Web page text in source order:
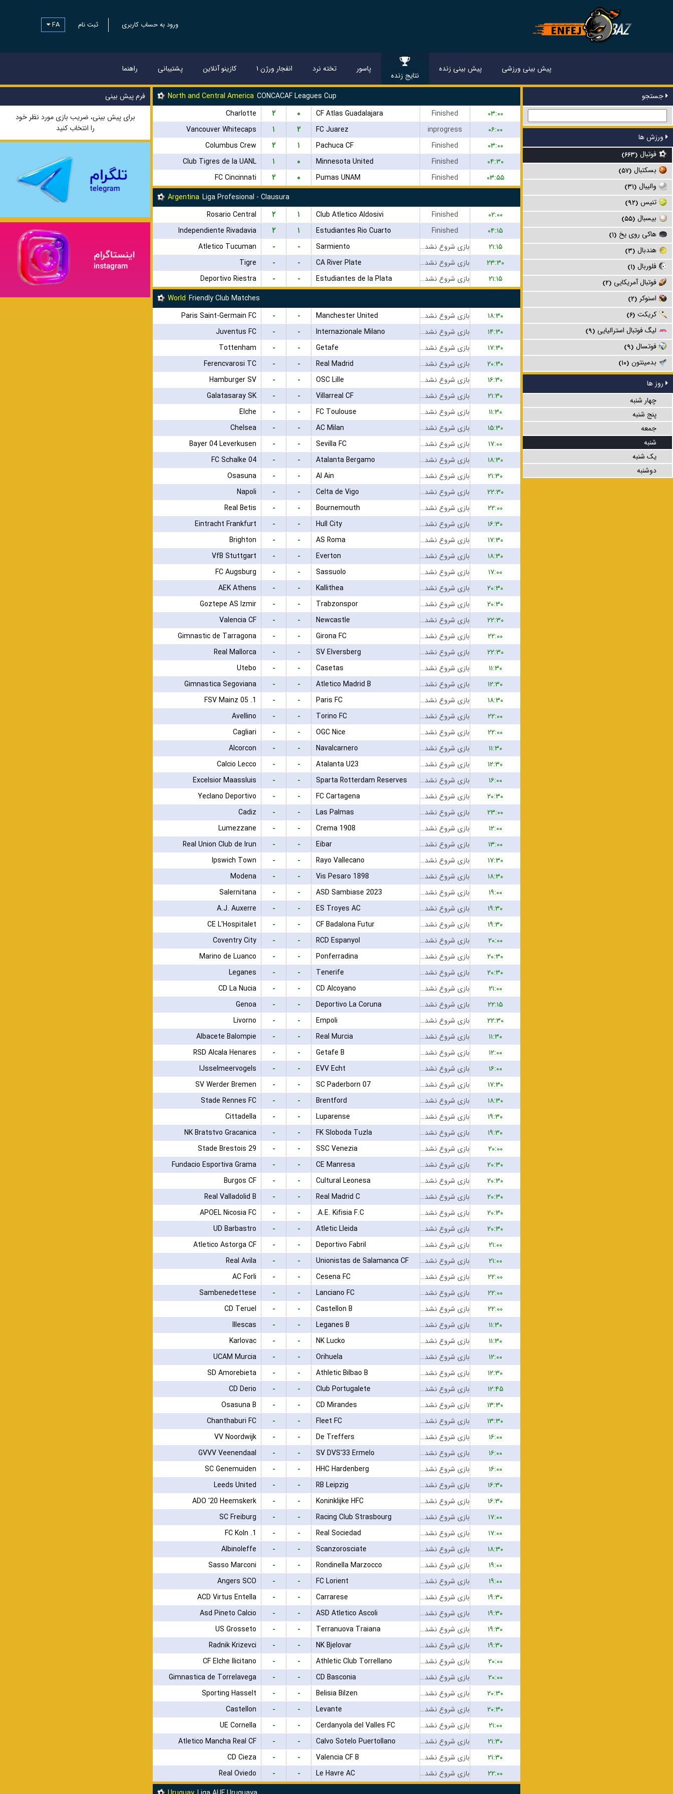
ورود به حساب کاربری ثبت نام FA
پیش بینی ورزشی پیش بینی زنده
نتایج زنده
پاسور تخته نرد انفجار ورژن ۱ کازینو آنلاین پشتیبانی راهنما
جستجو
ورزش ها
فوتبال (۶۶۳)
بسکتبال (۵۷)
والیبال (۳۱)
تنیس (۹۲)
بیسبال (۵۵)
هاکی روی یخ (۱)
هندبال (۳)
فلوربال (۱)
فوتبال آمریکایی (۲)
اسنوکر (۲)
کریکت (۶)
لیگ فوتبال استرالیایی (۹)
فوتسال (۹)
بدمینتون (۱۰)
روز ها
چهار شنبه
پنج شنبه
جمعه
شنبه
یک شنبه
دوشنبه
North and Central America CONCACAF Leagues Cup
Charlotte
۲ ۰ CF Atlas Guadalajara Finished
۰۳:۰۰
Vancouver Whitecaps
۱ ۲ FC Juarez inprogress
۰۶:۰۰
Columbus Crew
۲ ۱ Pachuca CF Finished
۰۳:۰۰
Club Tigres de la UANL
۱ ۰ Minnesota United Finished
۰۴:۳۰
FC Cincinnati
۲ ۰ Pumas UNAM Finished
۰۳:۵۵
Argentina Liga Profesional - Clausura
Rosario Central
۲ ۱ Club Atletico Aldosivi Finished
۰۲:۰۰
Independiente Rivadavia
۲ ۱ Estudiantes Rio Cuarto Finished
۰۴:۱۵
Atletico Tucuman
- - Sarmiento بازی شروع نشده است
۲۱:۱۵
Tigre
- - CA River Plate بازی شروع نشده است
۲۳:۳۰
Deportivo Riestra
- - Estudiantes de la Plata بازی شروع نشده است
۲۱:۱۵
World Friendly Club Matches
Paris Saint-Germain FC
- - Manchester United بازی شروع نشده است
۱۸:۳۰
Juventus FC
- - Internazionale Milano بازی شروع نشده است
۱۴:۳۰
Tottenham
- - Getafe بازی شروع نشده است
۱۷:۳۰
Ferencvarosi TC
- - Real Madrid بازی شروع نشده است
۲۰:۳۰
Hamburger SV
- - OSC Lille بازی شروع نشده است
۱۶:۳۰
Galatasaray SK
- - Villarreal CF بازی شروع نشده است
۲۱:۳۰
Elche
- - FC Toulouse بازی شروع نشده است
۱۱:۳۰
Chelsea
- - AC Milan بازی شروع نشده است
۱۵:۳۰
Bayer 04 Leverkusen
- - Sevilla FC بازی شروع نشده است
۱۷:۰۰
FC Schalke 04
- - Atalanta Bergamo بازی شروع نشده است
۱۸:۳۰
Osasuna
- - Al Ain بازی شروع نشده است
۲۱:۳۰
Napoli
- - Celta de Vigo بازی شروع نشده است
۲۲:۳۰
Real Betis
- - Bournemouth بازی شروع نشده است
۲۲:۰۰
Eintracht Frankfurt
- - Hull City بازی شروع نشده است
۱۶:۳۰
Brighton
- - AS Roma بازی شروع نشده است
۱۷:۳۰
VfB Stuttgart
- - Everton بازی شروع نشده است
۱۸:۳۰
FC Augsburg
- - Sassuolo بازی شروع نشده است
۱۷:۰۰
AEK Athens
- - Kallithea بازی شروع نشده است
۲۰:۳۰
Goztepe AS Izmir
- - Trabzonspor بازی شروع نشده است
۲۰:۳۰
Valencia CF
- - Newcastle بازی شروع نشده است
۲۲:۳۰
Gimnastic de Tarragona
- - Girona FC بازی شروع نشده است
۲۲:۰۰
Real Mallorca
- - SV Elversberg بازی شروع نشده است
۲۲:۳۰
Utebo
- - Casetas بازی شروع نشده است
۱۱:۳۰
Gimnastica Segoviana
- - Atletico Madrid B بازی شروع نشده است
۱۲:۳۰
1. FSV Mainz 05
- - Paris FC بازی شروع نشده است
۱۸:۳۰
Avellino
- - Torino FC بازی شروع نشده است
۲۲:۰۰
Cagliari
- - OGC Nice بازی شروع نشده است
۲۲:۰۰
Alcorcon
- - Navalcarnero بازی شروع نشده است
۱۱:۳۰
Calcio Lecco
- - Atalanta U23 بازی شروع نشده است
۱۲:۳۰
Excelsior Maassluis
- - Sparta Rotterdam Reserves بازی شروع نشده است
۱۶:۰۰
Yeclano Deportivo
- - FC Cartagena بازی شروع نشده است
۲۰:۳۰
Cadiz
- - Las Palmas بازی شروع نشده است
۲۳:۰۰
Lumezzane
- - Crema 1908 بازی شروع نشده است
۱۲:۰۰
Real Union Club de Irun
- - Eibar بازی شروع نشده است
۱۳:۰۰
Ipswich Town
- - Rayo Vallecano بازی شروع نشده است
۱۷:۳۰
Modena
- - Vis Pesaro 1898 بازی شروع نشده است
۱۸:۳۰
Salernitana
- - ASD Sambiase 2023 بازی شروع نشده است
۱۹:۰۰
A.J. Auxerre
- - ES Troyes AC بازی شروع نشده است
۱۹:۳۰
CE L'Hospitalet
- - CF Badalona Futur بازی شروع نشده است
۱۹:۳۰
Coventry City
- - RCD Espanyol بازی شروع نشده است
۲۰:۰۰
Marino de Luanco
- - Ponferradina بازی شروع نشده است
۲۰:۳۰
Leganes
- - Tenerife بازی شروع نشده است
۲۰:۳۰
CD La Nucia
- - CD Alcoyano بازی شروع نشده است
۲۱:۰۰
Genoa
- - Deportivo La Coruna بازی شروع نشده است
۲۲:۱۵
Livorno
- - Empoli بازی شروع نشده است
۲۲:۳۰
Albacete Balompie
- - Real Murcia بازی شروع نشده است
۱۱:۳۰
RSD Alcala Henares
- - Getafe B بازی شروع نشده است
۱۲:۰۰
IJsselmeervogels
- - EVV Echt بازی شروع نشده است
۱۶:۰۰
SV Werder Bremen
- - SC Paderborn 07 بازی شروع نشده است
۱۷:۳۰
Stade Rennes FC
- - Brentford بازی شروع نشده است
۱۸:۳۰
Cittadella
- - Luparense بازی شروع نشده است
۱۹:۳۰
NK Bratstvo Gracanica
- - FK Sloboda Tuzla بازی شروع نشده است
۱۹:۳۰
Stade Brestois 29
- - SSC Venezia بازی شروع نشده است
۲۰:۰۰
Fundacio Esportiva Grama
- - CE Manresa بازی شروع نشده است
۲۰:۳۰
Burgos CF
- - Cultural Leonesa بازی شروع نشده است
۲۰:۳۰
Real Valladolid B
- - Real Madrid C بازی شروع نشده است
۲۰:۳۰
APOEL Nicosia FC
- - A.E. Kifisia F.C. بازی شروع نشده است
۲۰:۳۰
UD Barbastro
- - Atletic Lleida بازی شروع نشده است
۲۰:۳۰
Atletico Astorga CF
- - Deportivo Fabril بازی شروع نشده است
۲۱:۰۰
Real Avila
- - Unionistas de Salamanca CF بازی شروع نشده است
۲۱:۰۰
AC Forli
- - Cesena FC بازی شروع نشده است
۲۲:۰۰
Sambenedettese
- - Lanciano FC بازی شروع نشده است
۲۲:۰۰
CD Teruel
- - Castellon B بازی شروع نشده است
۲۲:۰۰
Illescas
- - Leganes B بازی شروع نشده است
۱۱:۳۰
Karlovac
- - NK Lucko بازی شروع نشده است
۱۱:۳۰
UCAM Murcia
- - Orihuela بازی شروع نشده است
۱۲:۰۰
SD Amorebieta
- - Athletic Bilbao B بازی شروع نشده است
۱۲:۳۰
CD Derio
- - Club Portugalete بازی شروع نشده است
۱۲:۴۵
Osasuna B
- - CD Mirandes بازی شروع نشده است
۱۳:۳۰
Chanthaburi FC
- - Fleet FC بازی شروع نشده است
۱۳:۳۰
VV Noordwijk
- - De Treffers بازی شروع نشده است
۱۶:۰۰
GVVV Veenendaal
- - SV DVS'33 Ermelo بازی شروع نشده است
۱۶:۰۰
SC Genemuiden
- - HHC Hardenberg بازی شروع نشده است
۱۶:۰۰
Leeds United
- - RB Leipzig بازی شروع نشده است
۱۶:۳۰
ADO '20 Heemskerk
- - Koninklijke HFC بازی شروع نشده است
۱۶:۳۰
SC Freiburg
- - Racing Club Strasbourg بازی شروع نشده است
۱۷:۰۰
1. FC Koln
- - Real Sociedad بازی شروع نشده است
۱۷:۰۰
Albinoleffe
- - Scanzorosciate بازی شروع نشده است
۱۸:۳۰
Sasso Marconi
- - Rondinella Marzocco بازی شروع نشده است
۱۹:۰۰
Angers SCO
- - FC Lorient بازی شروع نشده است
۱۹:۰۰
ACD Virtus Entella
- - Carrarese بازی شروع نشده است
۱۹:۳۰
Asd Pineto Calcio
- - ASD Atletico Ascoli بازی شروع نشده است
۱۹:۳۰
US Grosseto
- - Terranuova Traiana بازی شروع نشده است
۱۹:۳۰
Radnik Krizevci
- - NK Bjelovar بازی شروع نشده است
۱۹:۳۰
CF Elche Ilicitano
- - Athletic Club Torrellano بازی شروع نشده است
۲۰:۰۰
Gimnastica de Torrelavega
- - CD Basconia بازی شروع نشده است
۲۰:۰۰
Sporting Hasselt
- - Belisia Bilzen بازی شروع نشده است
۲۰:۳۰
Castellon
- - Levante بازی شروع نشده است
۲۰:۳۰
UE Cornella
- - Cerdanyola del Valles FC بازی شروع نشده است
۲۱:۰۰
Atletico Mancha Real CF
- - Calvo Sotelo Puertollano بازی شروع نشده است
۲۱:۳۰
CD Cieza
- - Valencia CF B بازی شروع نشده است
۲۱:۳۰
Real Oviedo
- - Le Havre AC بازی شروع نشده است
۲۲:۰۰
فرم پیش بینی
برای پیش بینی، ضریب بازی مورد نظر خود
را انتخاب کنید